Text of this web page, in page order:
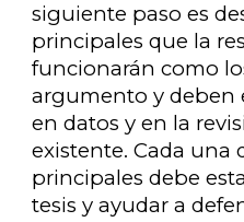
siguiente paso es
principales que la
funcionarán como
argumento y deben
en datos y en la
existente. Cada una
principales debe
tesis y ayudar a